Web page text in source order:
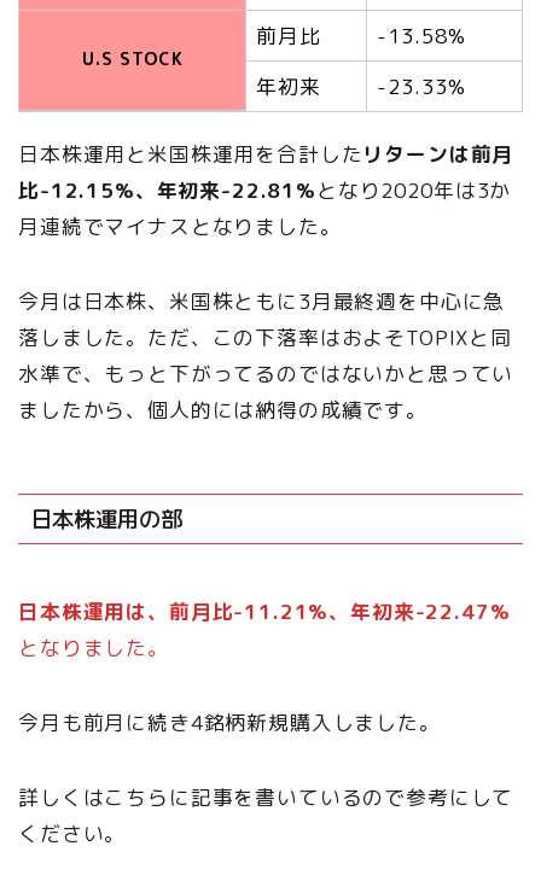
U.S STOCK
前月比
-13.58%
年初来
-23.33%
日本株運用と米国株運用を合計した リターンは前月
比-12.15%、年初来-22.81%となり2020年は3か
月連続でマイナスとなりました。
今月は日本株、米国株ともに3月最終週を中心に急
落しました。ただ、この下落率はおよそTOPIXと同
水準で、もっと下がってるのではないかと思ってい
ましたから、個人的には納得の成績です。
日本株運用の部
日本株運用は、前月比-11.21%、年初来-22.47%
となりました。
今月も前月に続き4銘柄新規購入しました。
詳しくはこちらに記事を書いているので参考にして
ください。